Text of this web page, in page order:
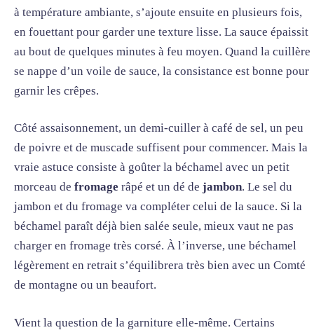
à température ambiante, s’ajoute ensuite en plusieurs fois,
en fouettant pour garder une texture lisse. La sauce épaissit
au bout de quelques minutes à feu moyen. Quand la cuillère
se nappe d’un voile de sauce, la consistance est bonne pour
garnir les crêpes.
Côté assaisonnement, un demi-cuiller à café de sel, un peu
de poivre et de muscade suffisent pour commencer. Mais la
vraie astuce consiste à goûter la béchamel avec un petit
morceau de fromage râpé et un dé de jambon. Le sel du
jambon et du fromage va compléter celui de la sauce. Si la
béchamel paraît déjà bien salée seule, mieux vaut ne pas
charger en fromage très corsé. À l’inverse, une béchamel
légèrement en retrait s’équilibrera très bien avec un Comté
de montagne ou un beaufort.
Vient la question de la garniture elle-même. Certains